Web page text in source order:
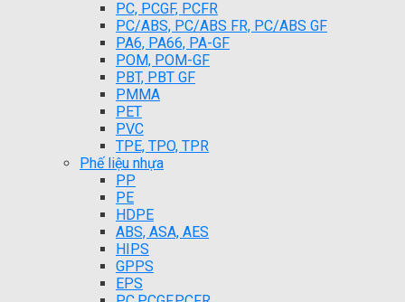
PC, PCGF, PCFR
PC/ABS, PC/ABS FR, PC/ABS GF
PA6, PA66, PA-GF
POM, POM-GF
PBT, PBT GF
PMMA
PET
PVC
TPE, TPO, TPR
Phế liệu nhựa
PP
PE
HDPE
ABS, ASA, AES
HIPS
GPPS
EPS